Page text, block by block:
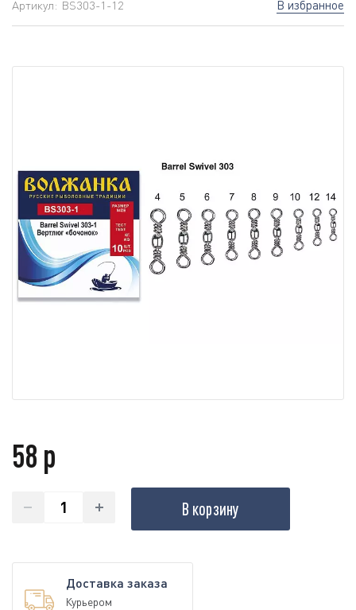
Артикул: BS303-1-12 В избранное
58 р
В корзину
Доставка заказа
Курьером